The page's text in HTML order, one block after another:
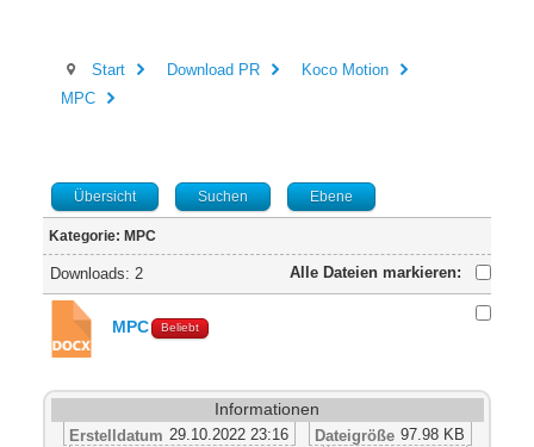
Start Download PR
Koco Motion
MPC
Übersicht Suchen Ebene
Kategorie: MPC
Alle Dateien markieren:
Downloads: 2
MPC Beliebt
Informationen
Erstelldatum 29.10.2022 23:16 Dateigröße 97.98 KB